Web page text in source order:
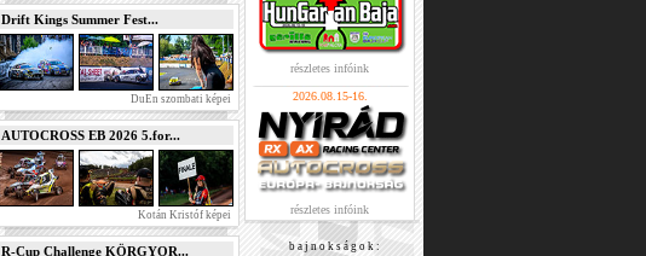
Drift Kings Summer Fest...
DuEn szombati képei
AUTOCROSS EB 2026 5.for...
Kotán Kristóf képei
R-Cup Challenge KÖRGYOR...
részletes infóink
2026.08.15-16.
részletes infóink
b a j n o k s á g o k :